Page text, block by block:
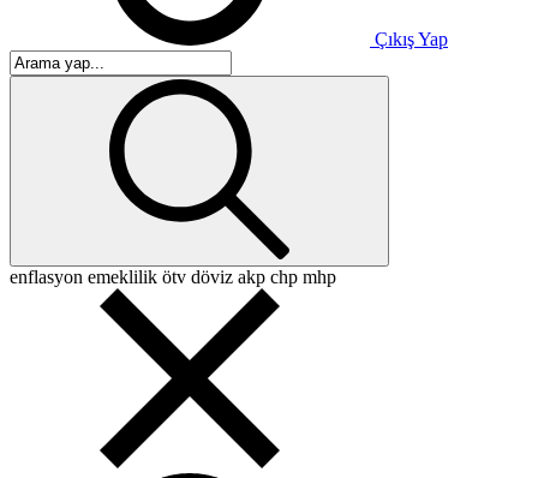
Çıkış Yap
enflasyon emeklilik ötv döviz akp chp mhp